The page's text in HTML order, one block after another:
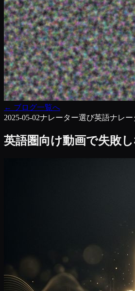
← ブログ一覧へ
2025-05-02ナレーター選び英語ナレー
英語圏向け動画で失敗